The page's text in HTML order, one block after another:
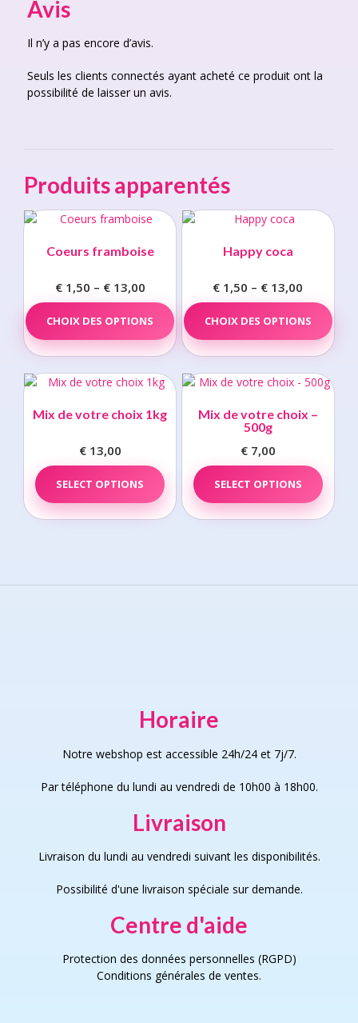
Avis
Il n’y a pas encore d’avis.
Seuls les clients connectés ayant acheté ce produit ont la
possibilité de laisser un avis.
Produits apparentés
Coeurs framboise
€1,50 – €13,00
range:
€ 1,50
through
€ 13,00
CHOIX DES OPTIONS
This
product
has
multiple
variants.
The
product
page
Happy coca
€ 1,50 – € 13,00
range:
€ 1,50
through
€ 13,00
CHOIX DES OPTIONS
has
The
Mix de votre choix 1kg
€13,00
SELECT OPTIONS
Mix de votre choix –
500g
€7,00
SELECT OPTIONS
Horaire
Notre webshop est accessible 24h/24 et 7j/7.
Par téléphone du lundi au vendredi de 10h00 à 18h00.
Livraison
Livraison du lundi au vendredi suivant les disponibilités.
Possibilité d'une livraison spéciale sur demande.
Centre d'aide
Protection des données personnelles (RGPD)
Conditions générales de ventes.